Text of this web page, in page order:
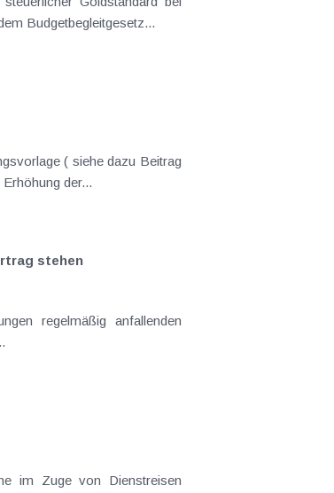
Budgetbegleitgesetz...
( siehe dazu Beitrag
bei der Erhöhung der...
stehen